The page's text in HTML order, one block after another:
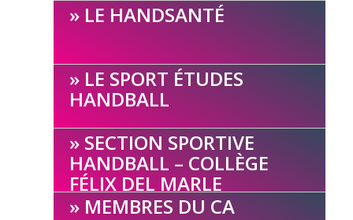
LE HANDSANTÉ
LE SPORT ÉTUDES
HANDBALL
SECTION SPORTIVE
HANDBALL – COLLÈGE
FÉLIX DEL MARLE
MEMBRES DU CA